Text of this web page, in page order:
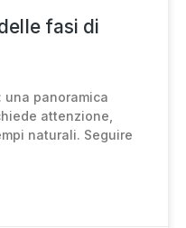
fasi di
una panoramica
attenzione,
naturali. Seguire